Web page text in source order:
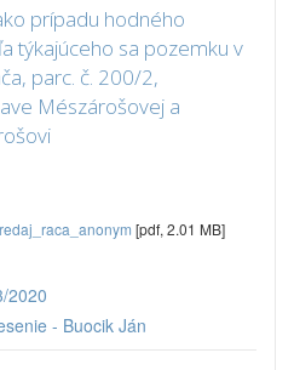
prípadu hodného
týkajúceho sa pozemku v
parc. č. 200/2,
Mészárošovej a
[pdf, 2.01 MB]
2020
- Buocik Ján